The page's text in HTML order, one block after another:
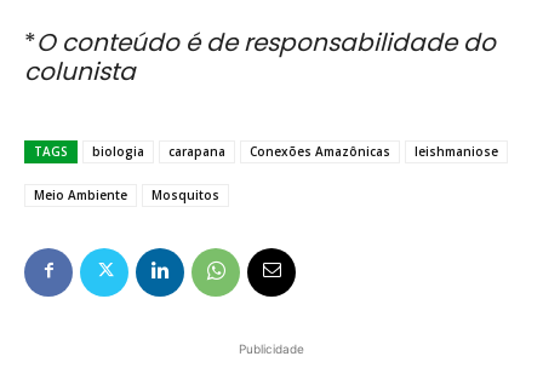
*O conteúdo é de responsabilidade do
colunista
TAGS biologia carapana Conexões Amazônicas leishmaniose
Meio Ambiente Mosquitos
Publicidade